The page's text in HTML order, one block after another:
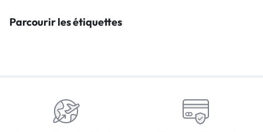
Parcourir les étiquettes